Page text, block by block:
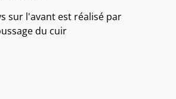
sur l'avant est réalisé par
du cuir